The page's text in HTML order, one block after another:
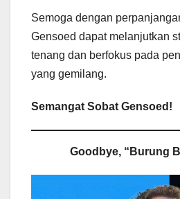
Semoga dengan
Gensoed dapat melanjutkan
tenang dan berfokus pada
yang gemilang.
Semangat Sobat Gensoed!
Goodbye, “Burung